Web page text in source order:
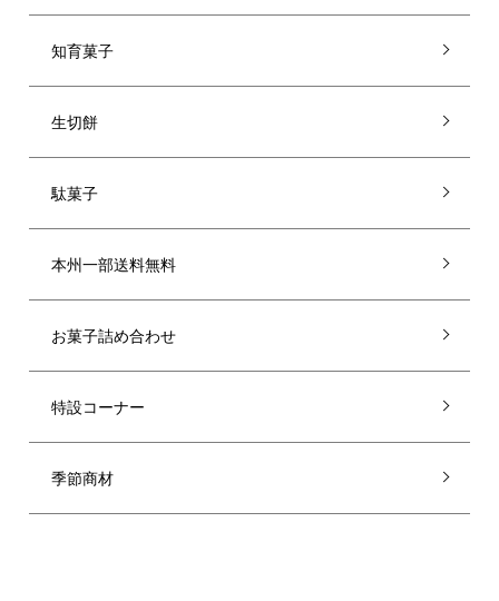
知育菓子
生切餅
駄菓子
本州一部送料無料
お菓子詰め合わせ
特設コーナー
季節商材